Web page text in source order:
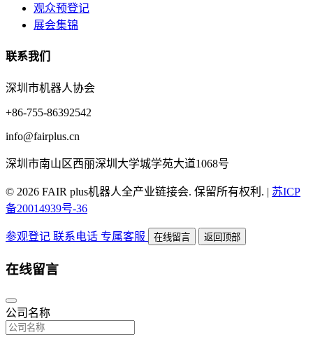
观众预登记
展会集锦
联系我们
深圳市机器人协会
+86-755-86392542
info@fairplus.cn
深圳市南山区西丽深圳大学城学苑大道1068号
© 2026 FAIR plus机器人全产业链接会. 保留所有权利. | 苏ICP
备20014939号-36
参观登记 联系电话 专属客服 在线留言 返回顶部
在线留言
公司名称